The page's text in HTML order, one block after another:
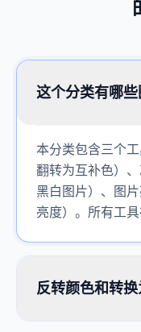
这个分类有哪些
本分类包含三个
翻转为互补色）
黑白图片）、图
亮度）。所有工
反转颜色和转换